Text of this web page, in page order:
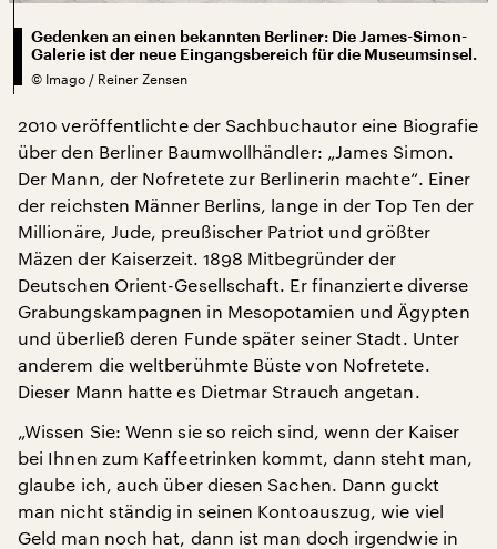
Gedenken an einen bekannten Berliner: Die James-Simon-
Galerie ist der neue Eingangsbereich für die Museumsinsel.
© Imago / Reiner Zensen
2010 veröffentlichte der Sachbuchautor eine Biografie
über den Berliner Baumwollhändler: „James Simon.
Der Mann, der Nofretete zur Berlinerin machte“. Einer
der reichsten Männer Berlins, lange in der Top Ten der
Millionäre, Jude, preußischer Patriot und größter
Mäzen der Kaiserzeit. 1898 Mitbegründer der
Deutschen Orient-Gesellschaft. Er finanzierte diverse
Grabungskampagnen in Mesopotamien und Ägypten
und überließ deren Funde später seiner Stadt. Unter
anderem die weltberühmte Büste von Nofretete.
Dieser Mann hatte es Dietmar Strauch angetan.
„Wissen Sie: Wenn sie so reich sind, wenn der Kaiser
bei Ihnen zum Kaffeetrinken kommt, dann steht man,
glaube ich, auch über diesen Sachen. Dann guckt
man nicht ständig in seinen Kontoauszug, wie viel
Geld man noch hat, dann ist man doch irgendwie in